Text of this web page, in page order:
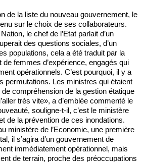
de la liste du nouveau gouvernement, le
sur le choix de ses collaborateurs.
le chef de l’Etat parlait d’un
des questions sociales, d’un
populations, cela a été traduit par la
de femmes d’expérience, engagés qui
opérationnels. C’est pourquoi, il y a
permutations. Les ministres qui étaient
compréhension de la gestion étatique
très vite», a d’emblée commenté le
souligne-t-il, c’est le ministère
de la prévention de ces inondations.
ministère de l’Economie, une première
il s’agira d’un gouvernement de
immédiatement opérationnel, mais
de terrain, proche des préoccupations